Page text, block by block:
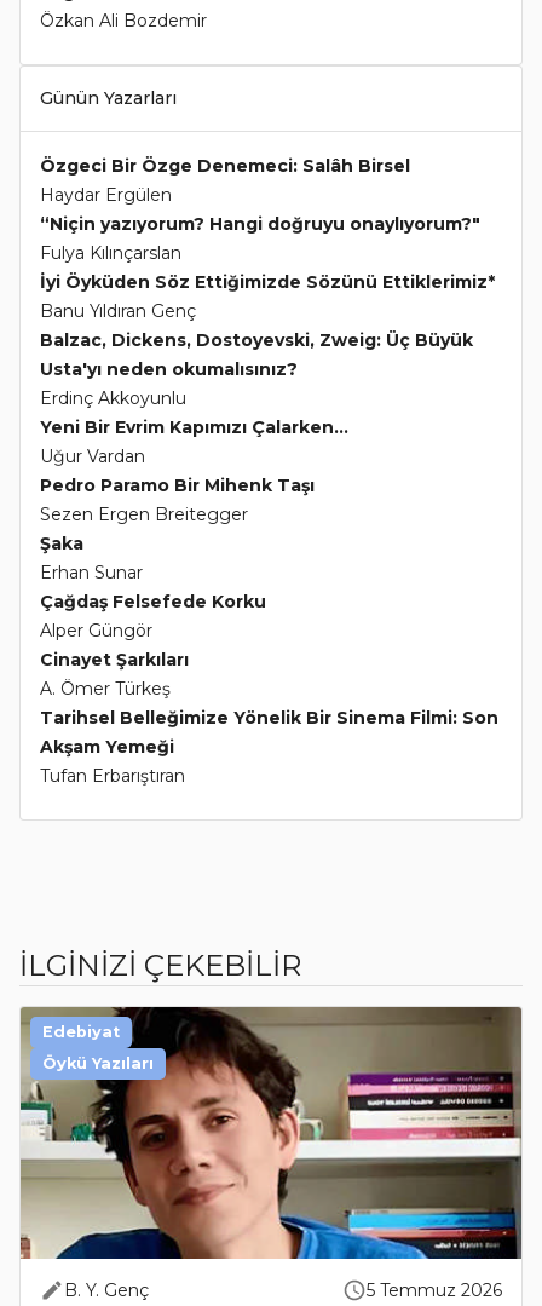
Özkan Ali Bozdemir
Günün Yazarları
Özgeci Bir Özge Denemeci: Salâh Birsel
Haydar Ergülen
“Niçin yazıyorum? Hangi doğruyu onaylıyorum?"
Fulya Kılınçarslan
İyi Öyküden Söz Ettiğimizde Sözünü Ettiklerimiz*
Banu Yıldıran Genç
Balzac, Dickens, Dostoyevski, Zweig: Üç Büyük
Usta'yı neden okumalısınız?
Erdinç Akkoyunlu
Yeni Bir Evrim Kapımızı Çalarken...
Uğur Vardan
Pedro Paramo Bir Mihenk Taşı
Sezen Ergen Breitegger
Şaka
Erhan Sunar
Çağdaş Felsefede Korku
Alper Güngör
Cinayet Şarkıları
A. Ömer Türkeş
Tarihsel Belleğimize Yönelik Bir Sinema Filmi: Son
Akşam Yemeği
Tufan Erbarıştıran
İLGİNİZİ ÇEKEBİLİR
B. Y. Genç 5 Temmuz 2026
Edebiyat
Öykü Yazıları